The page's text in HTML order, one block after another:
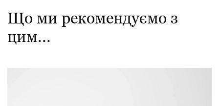
Що ми рекомендуємо з
цим...